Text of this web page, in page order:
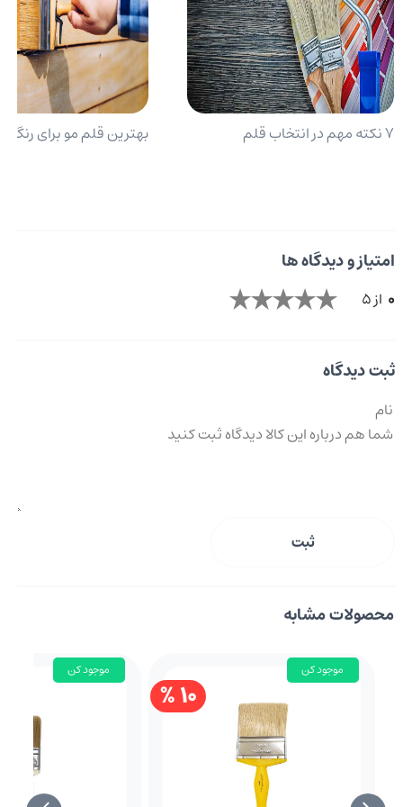
7 نکته مهم در انتخاب قلم بهترین قلم ‌مو برای رنگ
امتیاز و دیدگاه ها
0 از 5
ثبت دیدگاه
ثبت
محصولات مشابه
10 %
موجود کن موجود کن